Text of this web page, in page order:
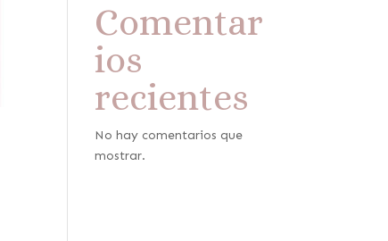
Comentar
ios
recientes
No hay comentarios que
mostrar.